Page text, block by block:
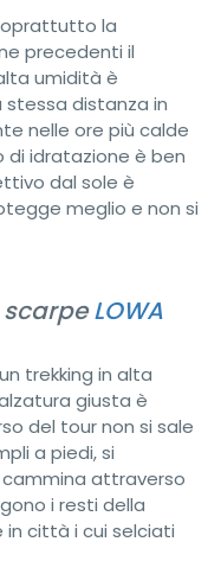
la
precedenti il
umidità è
distanza in
nelle ore più calde
idratazione è ben
dal sole è
meglio e non si
scarpeLOWA
trekking in alta
giusta è
del tour non si sale
a piedi, si
attraverso
i resti della
in città i cui selciati